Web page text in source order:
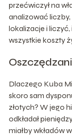
przećwiczył na
analizować
lokalizacje i
wszystkie koszty
Dlaczego Kuba
skoro sam
złotych? W jego
odkładał
miałby wkładów